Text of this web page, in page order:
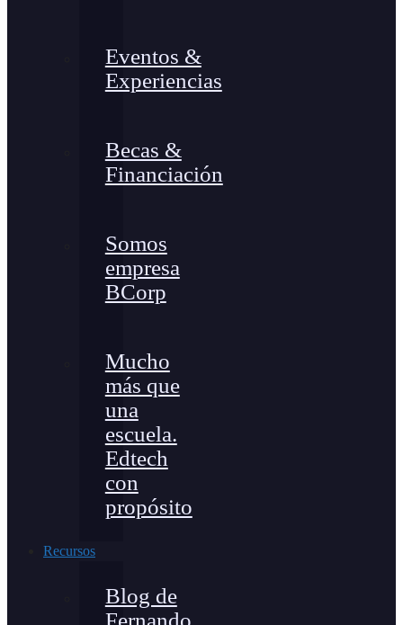
Eventos &
Experiencias
Becas &
Financiación
Somos
empresa
BCorp
Mucho
más que
una
escuela.
Edtech
con
propósito
Recursos
Blog de
Fernando